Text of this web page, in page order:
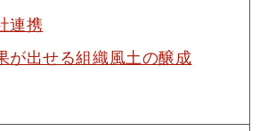
連携
が出せる組織風土の醸成